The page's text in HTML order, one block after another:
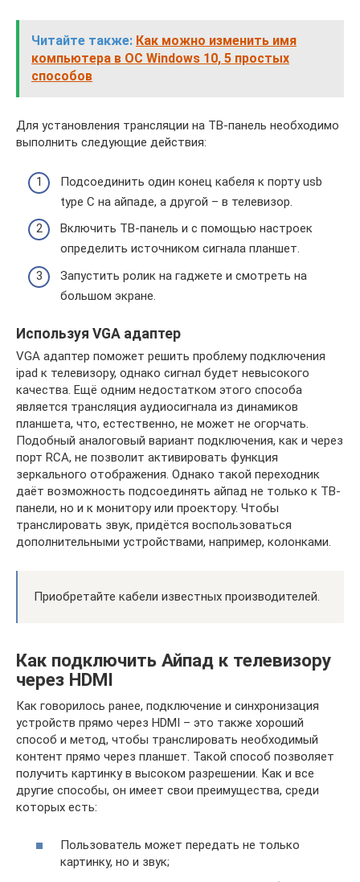
Читайте также: Как можно изменить имя
компьютера в ОС Windows 10, 5 простых
способов
Для установления трансляции на ТВ-панель необходимо
выполнить следующие действия:
Подсоединить один конец кабеля к порту usb
type C на айпаде, а другой – в телевизор.
Включить ТВ-панель и с помощью настроек
определить источником сигнала планшет.
Запустить ролик на гаджете и смотреть на
большом экране.
Используя VGA адаптер
VGA адаптер поможет решить проблему подключения
ipad к телевизору, однако сигнал будет невысокого
качества. Ещё одним недостатком этого способа
является трансляция аудиосигнала из динамиков
планшета, что, естественно, не может не огорчать.
Подобный аналоговый вариант подключения, как и через
порт RCA, не позволит активировать функция
зеркального отображения. Однако такой переходник
даёт возможность подсоединять айпад не только к ТВ-
панели, но и к монитору или проектору. Чтобы
транслировать звук, придётся воспользоваться
дополнительными устройствами, например, колонками.
Приобретайте кабели известных производителей.
Как подключить Айпад к телевизору
через HDMI
Как говорилось ранее, подключение и синхронизация
устройств прямо через HDMI – это также хороший
способ и метод, чтобы транслировать необходимый
контент прямо через планшет. Такой способ позволяет
получить картинку в высоком разрешении. Как и все
другие способы, он имеет свои преимущества, среди
которых есть:
Пользователь может передать не только
картинку, но и звук;